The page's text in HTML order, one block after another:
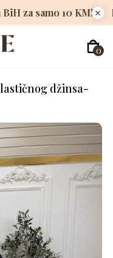
širom BiH za samo
0
džinsa-